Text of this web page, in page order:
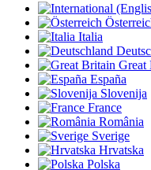
Italia
Great
España
Slovenija
France
România
Sverige
Hrvatska
Polska